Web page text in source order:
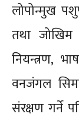
लोपोन्मुख
तथा जोखिम
नियन्त्रण,
वनजंगल
संरक्षण गर्ने